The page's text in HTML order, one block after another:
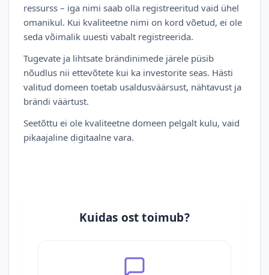
ressurss – iga nimi saab olla registreeritud vaid ühel
omanikul. Kui kvaliteetne nimi on kord võetud, ei ole
seda võimalik uuesti vabalt registreerida.
Tugevate ja lihtsate brändinimede järele püsib
nõudlus nii ettevõtete kui ka investorite seas. Hästi
valitud domeen toetab usaldusväärsust, nähtavust ja
brändi väärtust.
Seetõttu ei ole kvaliteetne domeen pelgalt kulu, vaid
pikaajaline digitaalne vara.
Kuidas ost toimub?